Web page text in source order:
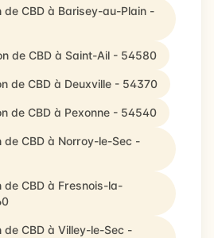
CBD à Barisey-au-Plain -
de CBD à Saint-Ail - 54580
de CBD à Deuxville - 54370
de CBD à Pexonne - 54540
CBD à Norroy-le-Sec -
CBD à Fresnois-la-
CBD à Villey-le-Sec -